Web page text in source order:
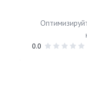
0.0